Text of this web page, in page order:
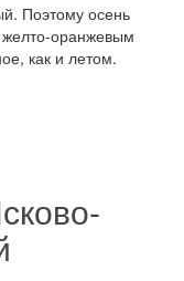
Поэтому осень
желто-оранжевым
как и летом.